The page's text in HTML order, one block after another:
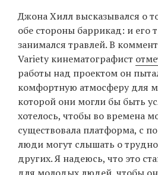
Джона Хилл высказывался о
обе стороны баррикад: и его
занимался травлей. В
Variety кинематографист
работы над проектом он
комфортную атмосферу для
которой они могли бы быть
хотелось, чтобы во времена
существовала платформа, с
люди могут слышать о
других. Я надеюсь, что это